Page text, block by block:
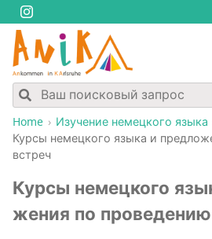
Home
Изу­че­ние немец­ко­го языка
Кур­сы немец­ко­го язы­ка и
встреч
Кур­сы немец­ко­го
же­ния по